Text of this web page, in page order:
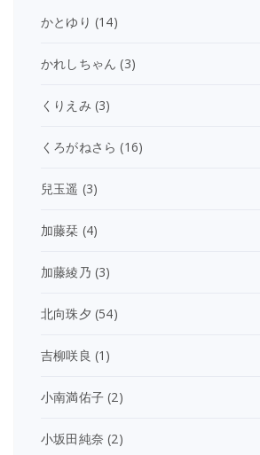
かとゆり (14)
かれしちゃん (3)
くりえみ (3)
くろがねさら (16)
兒玉遥 (3)
加藤栞 (4)
加藤綾乃 (3)
北向珠夕 (54)
吉柳咲良 (1)
小南満佑子 (2)
小坂田純奈 (2)